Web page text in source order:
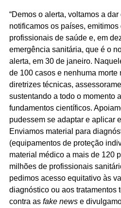
“Demos o alerta, voltamos a
notificamos os países,
profissionais de saúde e, em
emergência sanitária, que é o
alerta, em 30 de janeiro.
de 100 casos e nenhuma morte
diretrizes técnicas,
sustentando a todo o momento
fundamentos científicos.
pudessem se adaptar e aplicar
Enviamos material para
(equipamentos de proteção
material médico a mais de 120
milhões de profissionais
pedimos acesso equitativo às
diagnóstico ou aos tratamentos
contra as fake newse